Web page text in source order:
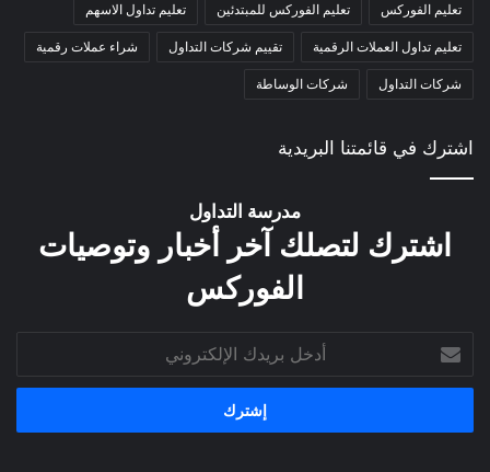
تعليم الفوركس تعليم الفوركس للمبتدئين تعليم تداول الاسهم
تعليم تداول العملات الرقمية تقييم شركات التداول شراء عملات رقمية
شركات التداول شركات الوساطة
اشترك في قائمتنا البريدية
مدرسة التداول
اشترك لتصلك آخر أخبار وتوصيات
الفوركس
بريدك
الإلكتروني